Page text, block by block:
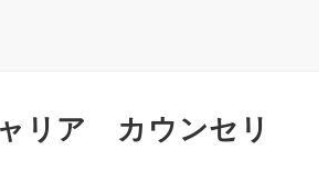
リア カウンセリ